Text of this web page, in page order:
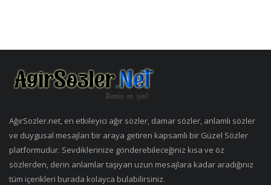
AğırSozler.net, en etkileyici ağır sözler, damar sözler, anlamlı sözler
ve duygusal mesajları bir araya getiren kapsamlı bir Güzel Sözler
platformudur. Sevdiklerinize gönderebileceğiniz kısa ve öz
sözlerden, derin anlamlar taşıyan uzun mesajlara kadar aradığınız
tüm içerikleri burada kolayca bulabilirsiniz.